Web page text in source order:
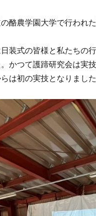
酪農学園大学で行われ
装式の皆様と私たちの
。かつて護蹄研究会は実
は初の実技となりました